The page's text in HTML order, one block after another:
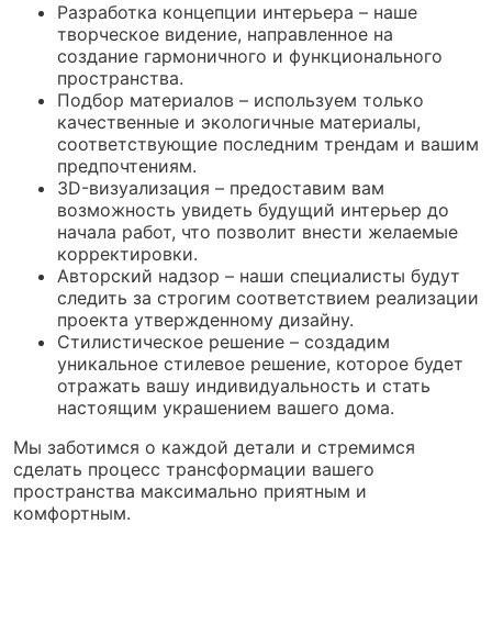
Разработка концепции интерьера – наше
творческое видение, направленное на
создание гармоничного и функционального
пространства.
Подбор материалов – используем только
качественные и экологичные материалы,
соответствующие последним трендам и вашим
предпочтениям.
3D-визуализация – предоставим вам
возможность увидеть будущий интерьер до
начала работ, что позволит внести желаемые
корректировки.
Авторский надзор – наши специалисты будут
следить за строгим соответствием реализации
проекта утвержденному дизайну.
Стилистическое решение – создадим
уникальное стилевое решение, которое будет
отражать вашу индивидуальность и стать
настоящим украшением вашего дома.
Мы заботимся о каждой детали и стремимся
сделать процесс трансформации вашего
пространства максимально приятным и
комфортным.